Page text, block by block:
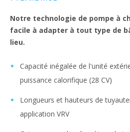
Notre technologie de pompe à
facile à adapter à tout type de
lieu.
Capacité inégalée de l'unité
puissance calorifique (28 CV)
Longueurs et hauteurs de
application VRV